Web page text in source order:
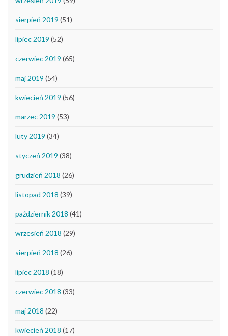
sierpień 2019 (51)
lipiec 2019 (52)
czerwiec 2019 (65)
maj 2019 (54)
kwiecień 2019 (56)
marzec 2019 (53)
luty 2019 (34)
styczeń 2019 (38)
grudzień 2018 (26)
listopad 2018 (39)
październik 2018 (41)
wrzesień 2018 (29)
sierpień 2018 (26)
lipiec 2018 (18)
czerwiec 2018 (33)
maj 2018 (22)
kwiecień 2018 (17)